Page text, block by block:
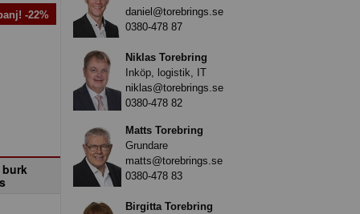
-22%
daniel@torebrings.se
0380-478 87
Niklas Torebring
Inköp, logistik, IT
niklas@torebrings.se
0380-478 82
Matts Torebring
Grundare
matts@torebrings.se
0380-478 83
Birgitta Torebring